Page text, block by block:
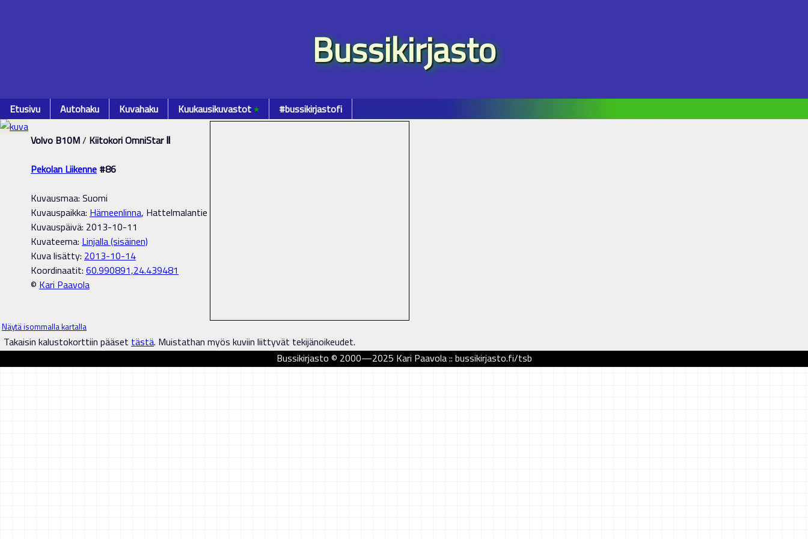
Bussikirjasto
Etusivu Autohaku Kuvahaku Kuukausikuvastot٭ #bussikirjastofi
Volvo B10M/ Kiitokori OmniStar Ⅱ
Pekolan Liikenne #86
Kuvausmaa: Suomi
Kuvauspaikka: Hämeenlinna, Hattelmalantie
Kuvauspäivä: 2013-10-11
Kuvateema: Linjalla (sisäinen)
Kuva lisätty: 2013-10-14
Koordinaatit: 60.990891,24.439481
© Kari Paavola
Näytä isommalla kartalla
Takaisin kalustokorttiin pääset tästä. Muistathan myös kuviin liittyvät tekijänoikeudet.
Bussikirjasto © 2000—2025 Kari Paavola :: bussikirjasto.fi/tsb